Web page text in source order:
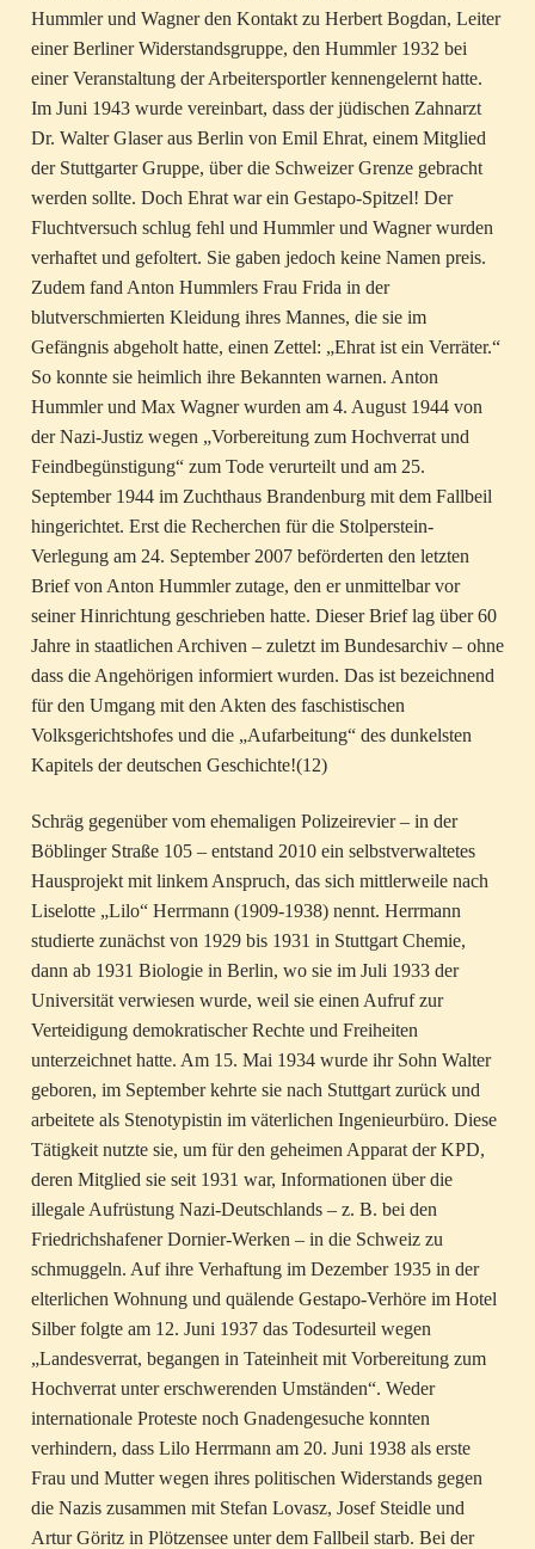
Hummler und Wagner den Kontakt zu Herbert Bogdan, Leiter
einer Berliner Widerstandsgruppe, den Hummler 1932 bei
einer Veranstaltung der Arbeitersportler kennengelernt hatte.
Im Juni 1943 wurde vereinbart, dass der jüdischen Zahnarzt
Dr. Walter Glaser aus Berlin von Emil Ehrat, einem Mitglied
der Stuttgarter Gruppe, über die Schweizer Grenze gebracht
werden sollte. Doch Ehrat war ein Gestapo-Spitzel! Der
Fluchtversuch schlug fehl und Hummler und Wagner wurden
verhaftet und gefoltert. Sie gaben jedoch keine Namen preis.
Zudem fand Anton Hummlers Frau Frida in der
blutverschmierten Kleidung ihres Mannes, die sie im
Gefängnis abgeholt hatte, einen Zettel: „Ehrat ist ein Verräter.“
So konnte sie heimlich ihre Bekannten warnen. Anton
Hummler und Max Wagner wurden am 4. August 1944 von
der Nazi-Justiz wegen „Vorbereitung zum Hochverrat und
Feindbegünstigung“ zum Tode verurteilt und am 25.
September 1944 im Zuchthaus Brandenburg mit dem Fallbeil
hingerichtet. Erst die Recherchen für die Stolperstein-
Verlegung am 24. September 2007 beförderten den letzten
Brief von Anton Hummler zutage, den er unmittelbar vor
seiner Hinrichtung geschrieben hatte. Dieser Brief lag über 60
Jahre in staatlichen Archiven – zuletzt im Bundesarchiv – ohne
dass die Angehörigen informiert wurden. Das ist bezeichnend
für den Umgang mit den Akten des faschistischen
Volksgerichtshofes und die „Aufarbeitung“ des dunkelsten
Kapitels der deutschen Geschichte!(12)
Schräg gegenüber vom ehemaligen Polizeirevier – in der
Böblinger Straße 105 – entstand 2010 ein selbstverwaltetes
Hausprojekt mit linkem Anspruch, das sich mittlerweile nach
Liselotte „Lilo“ Herrmann (1909-1938) nennt. Herrmann
studierte zunächst von 1929 bis 1931 in Stuttgart Chemie,
dann ab 1931 Biologie in Berlin, wo sie im Juli 1933 der
Universität verwiesen wurde, weil sie einen Aufruf zur
Verteidigung demokratischer Rechte und Freiheiten
unterzeichnet hatte. Am 15. Mai 1934 wurde ihr Sohn Walter
geboren, im September kehrte sie nach Stuttgart zurück und
arbeitete als Stenotypistin im väterlichen Ingenieurbüro. Diese
Tätigkeit nutzte sie, um für den geheimen Apparat der KPD,
deren Mitglied sie seit 1931 war, Informationen über die
illegale Aufrüstung Nazi-Deutschlands – z. B. bei den
Friedrichshafener Dornier-Werken – in die Schweiz zu
schmuggeln. Auf ihre Verhaftung im Dezember 1935 in der
elterlichen Wohnung und quälende Gestapo-Verhöre im Hotel
Silber folgte am 12. Juni 1937 das Todesurteil wegen
„Landesverrat, begangen in Tateinheit mit Vorbereitung zum
Hochverrat unter erschwerenden Umständen“. Weder
internationale Proteste noch Gnadengesuche konnten
verhindern, dass Lilo Herrmann am 20. Juni 1938 als erste
Frau und Mutter wegen ihres politischen Widerstands gegen
die Nazis zusammen mit Stefan Lovasz, Josef Steidle und
Artur Göritz in Plötzensee unter dem Fallbeil starb. Bei der